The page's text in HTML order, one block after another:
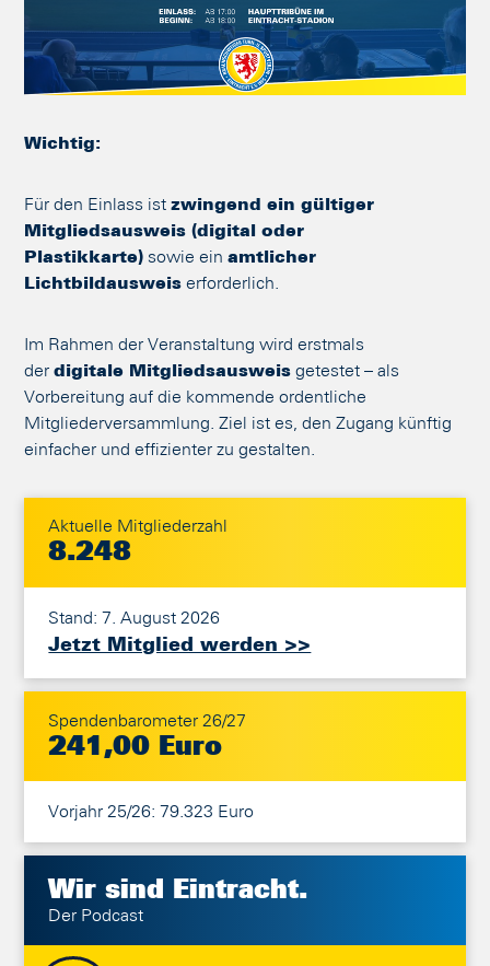
Wichtig:
Für den Einlass ist zwingend ein gültiger
Mitgliedsausweis (digital oder
Plastikkarte) sowie ein amtlicher
Lichtbildausweis erforderlich.
Im Rahmen der Veranstaltung wird erstmals
der digitale Mitgliedsausweis getestet – als
Vorbereitung auf die kommende ordentliche
Mitgliederversammlung. Ziel ist es, den Zugang künftig
einfacher und effizienter zu gestalten.
Aktuelle Mitgliederzahl
8.248
Stand: 7. August 2026
Jetzt Mitglied werden >>
Spendenbarometer 26/27
241,00 Euro
Vorjahr 25/26: 79.323 Euro
Wir sind Eintracht.
Der Podcast